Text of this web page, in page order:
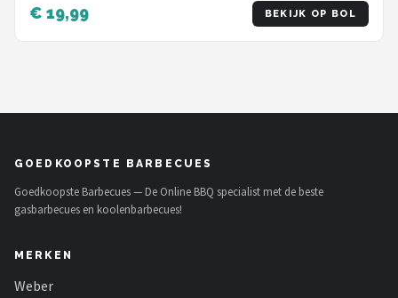
€ 19,99 BEKIJK OP BOL
GOEDKOOPSTE BARBECUES
Goedkoopste Barbecues — De Online BBQ specialist met de beste
gasbarbecues en koolenbarbecues!
MERKEN
Weber